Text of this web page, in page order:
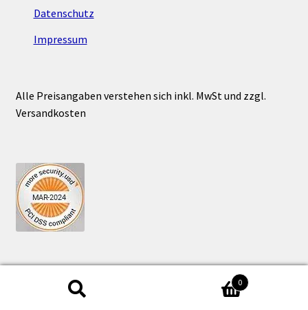
Datenschutz
Impressum
Alle Preisangaben verstehen sich inkl. MwSt und zzgl.
Versandkosten
0